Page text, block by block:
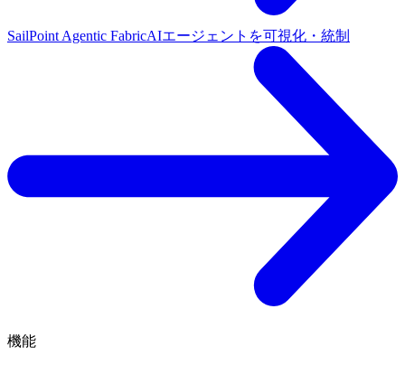
SailPoint Agentic FabricAIエージェントを可視化・統制
機能